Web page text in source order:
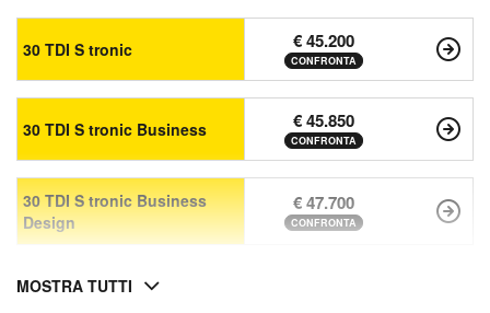
30 TDI S tronic € 45.200
CONFRONTA
30 TDI S tronic Business € 45.850
CONFRONTA
30 TDI S tronic Business
Design
€ 47.700
CONFRONTA
MOSTRA TUTTI